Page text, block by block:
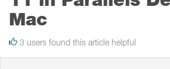
Mac
3 users found this article helpful